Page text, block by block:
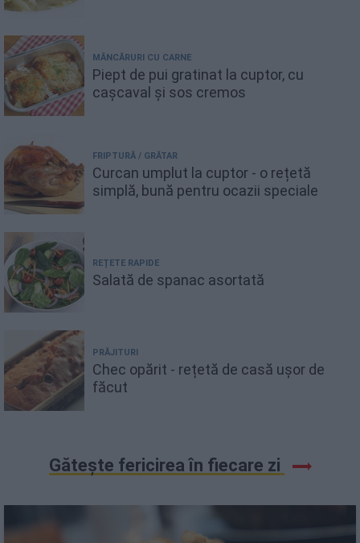
MÂNCĂRURI CU CARNE
Piept de pui gratinat la cuptor, cu
cașcaval și sos cremos
FRIPTURĂ / GRĂTAR
Curcan umplut la cuptor - o rețetă
simplă, bună pentru ocazii speciale
REȚETE RAPIDE
Salată de spanac asortată
PRĂJITURI
Chec opărit - rețetă de casă ușor de
făcut
Gătește fericirea în fiecare zi